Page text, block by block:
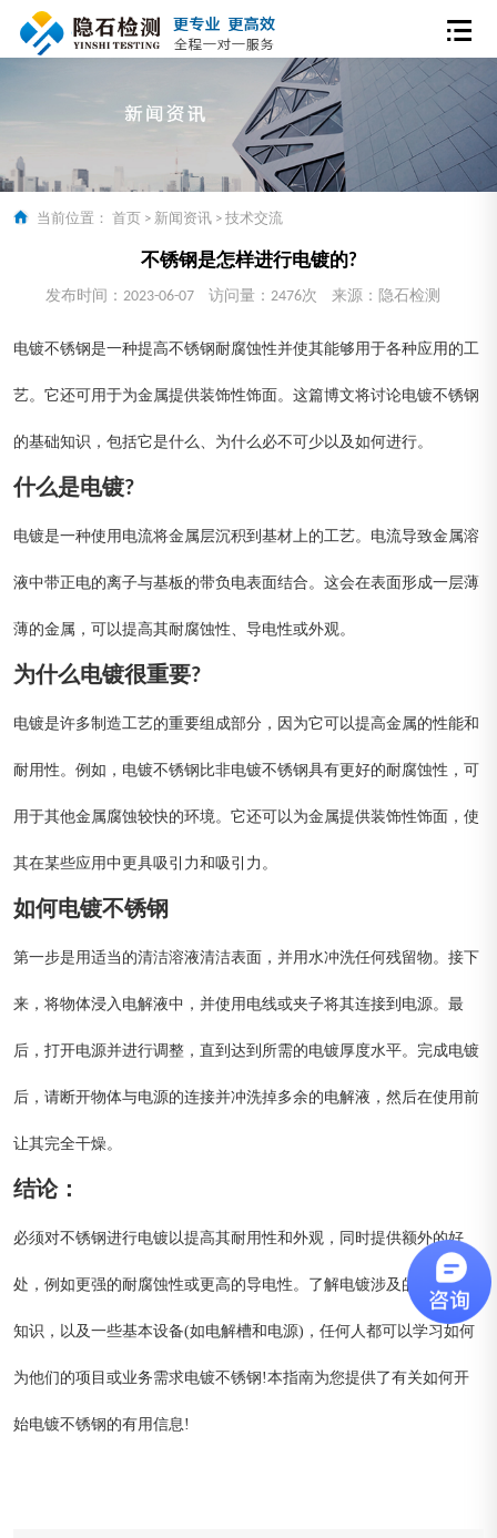
当前位置： 首页 > 新闻资讯 > 技术交流
不锈钢是怎样进行电镀的?
发布时间：2023-06-07 访问量：2476次 来源：隐石检测
电镀不锈钢是一种提高不锈钢耐腐蚀性并使其能够用于各种应用的工
艺。它还可用于为金属提供装饰性饰面。这篇博文将讨论电镀不锈钢
的基础知识，包括它是什么、为什么必不可少以及如何进行。
什么是电镀?
电镀是一种使用电流将金属层沉积到基材上的工艺。电流导致金属溶
液中带正电的离子与基板的带负电表面结合。这会在表面形成一层薄
薄的金属，可以提高其耐腐蚀性、导电性或外观。
为什么电镀很重要?
电镀是许多制造工艺的重要组成部分，因为它可以提高金属的性能和
耐用性。例如，电镀不锈钢比非电镀不锈钢具有更好的耐腐蚀性，可
用于其他金属腐蚀较快的环境。它还可以为金属提供装饰性饰面，使
其在某些应用中更具吸引力和吸引力。
如何电镀不锈钢
第一步是用适当的清洁溶液清洁表面，并用水冲洗任何残留物。接下
来，将物体浸入电解液中，并使用电线或夹子将其连接到电源。最
后，打开电源并进行调整，直到达到所需的电镀厚度水平。完成电镀
后，请断开物体与电源的连接并冲洗掉多余的电解液，然后在使用前
让其完全干燥。
结论：
必须对不锈钢进行电镀以提高其耐用性和外观，同时提供额外的好
处，例如更强的耐腐蚀性或更高的导电性。了解电镀涉及的一些基本
知识，以及一些基本设备(如电解槽和电源)，任何人都可以学习如何
为他们的项目或业务需求电镀不锈钢!本指南为您提供了有关如何开
始电镀不锈钢的有用信息!